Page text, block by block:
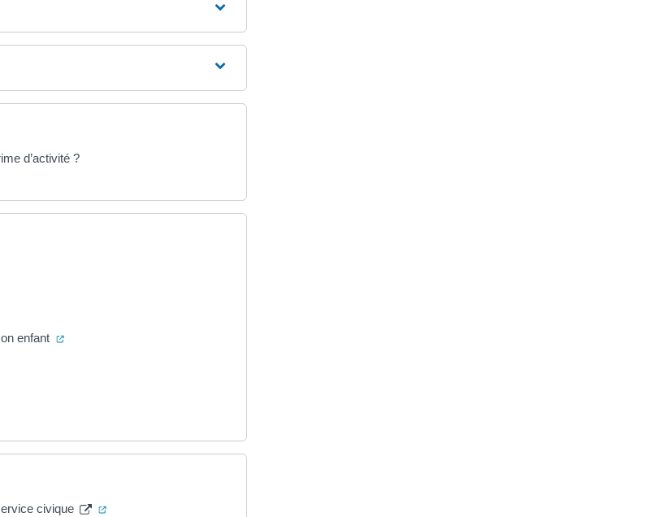
d’activité ?
onglet)
enfant (ouverture dans un nouvel onglet)
dans un nouvel onglet)
dans un nouvel onglet)
civique (ouverture dans un nouvel onglet)